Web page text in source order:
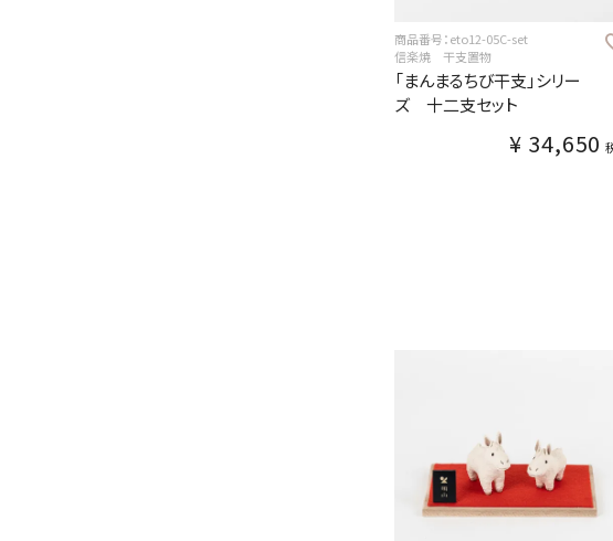
商品番号：eto12-05C-set
信楽焼 干支置物
「まんまるちび干支」シリー
ズ 十二支セット
¥ 34,650